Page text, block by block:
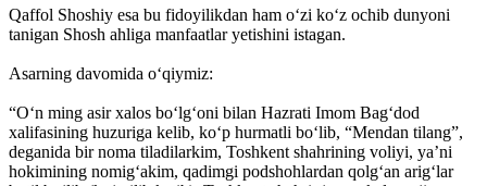
Qaffol Shoshiy esa bu fidoyilikdan ham o‘zi ko‘z ochib dunyoni
tanigan Shosh ahliga manfaatlar yetishini istagan.
Asarning davomida o‘qiymiz:
“O‘n ming asir xalos bo‘lg‘oni bilan Hazrati Imom Bag‘dod
xalifasining huzuriga kelib, ko‘p hurmatli bo‘lib, “Mendan tilang”,
deganida bir noma tiladilarkim, Toshkent shahrining voliyi, ya’ni
hokimining nomig‘akim, qadimgi podshohlardan qolg‘an arig‘lar